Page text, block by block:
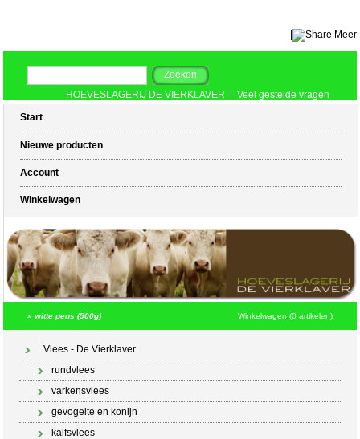
Meer
HOEVESLAGERIJ DE VIERKLAVER
Veel gestelde vragen
Start
Nieuwe producten
Account
Winkelwagen
»witte pens (500g) Winkelwagen (0 artikelen)
Vlees - De Vierklaver
rundvlees
varkensvlees
gevogelte en konijn
kalfsvlees